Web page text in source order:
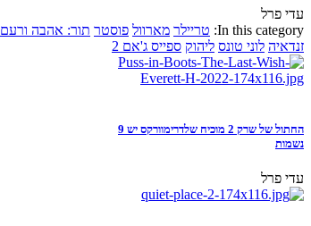
עדי פרל
In this category: טריילר מארוול פוסטר תור: אהבה ורעם
זנדאיה לוני טונס ליהוק ספייס ג'אם 2
החתול של שרק 2 מוכיח שלדרימוורקס יש 9
נשמות
עדי פרל